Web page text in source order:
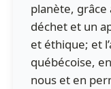
planète,
déchet et un
et éthique; et
québécoise,
nous et en